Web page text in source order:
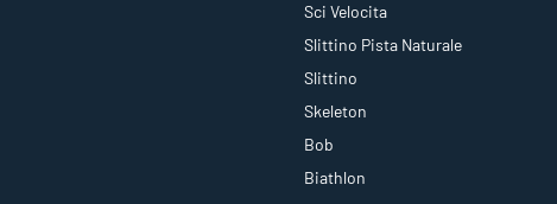
Sci Velocita
Slittino Pista Naturale
Slittino
Skeleton
Bob
Biathlon